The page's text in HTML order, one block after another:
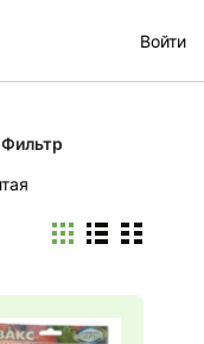
Войти
Фильтр